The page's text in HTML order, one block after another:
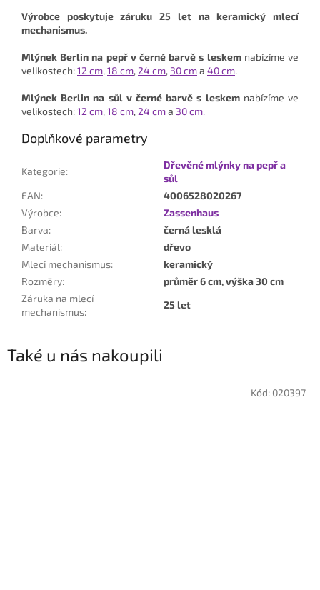
Výrobce poskytuje záruku 25 let na keramický mlecí
mechanismus.
Mlýnek Berlin na pepř v černé barvě s leskem nabízíme ve
velikostech:12 cm, 18 cm, 24 cm, 30 cma 40 cm.
Mlýnek Berlin na sůl v černé barvě s leskem nabízíme ve
velikostech:12 cm, 18 cm, 24 cma 30 cm.
Doplňkové parametry
Kategorie:
Dřevěné mlýnky na pepř a
sůl
EAN:
4006528020267
Výrobce:
Zassenhaus
Barva:
černá lesklá
Materiál:
dřevo
Mlecí mechanismus:
keramický
Rozměry:
průměr 6 cm, výška 30 cm
Záruka na mlecí
mechanismus:
25 let
Také u nás nakoupili
Kód: 020397